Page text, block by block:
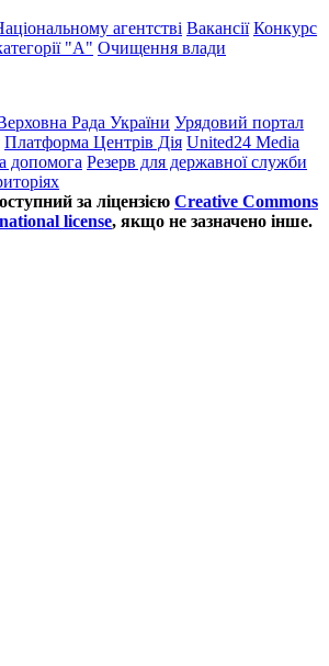
агентстві Вакансії Конкурс
"А" Очищення влади
Рада України Урядовий портал
Платформа Центрів Дія United24 Media
допомога Резерв для державної служби
за ліцензією Creative Commons
license, якщо не зазначено інше.